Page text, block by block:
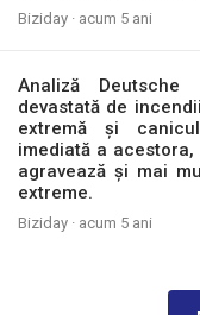
Biziday · acum 5 ani
Analiză Deutsche
devastată de
extremă și
imediată a
agravează și mai
extreme.
Biziday · acum 5 ani